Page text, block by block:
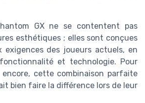
GX ne se contentent pas
esthétiques ; elles sont conçues
exigences des joueurs actuels, en
et technologie. Pour
cette combinaison parfaite
bien faire la différence lors de leur